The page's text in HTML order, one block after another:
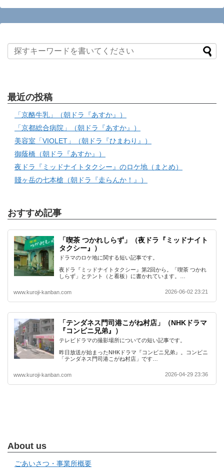
最近の投稿
「京酪牛乳」（朝ドラ『あすか』）
「京都総合病院」（朝ドラ『あすか』）
美容室「VIOLET」（朝ドラ『ひまわり』）
御蔭橋（朝ドラ『あすか』）
夜ドラ『ミッドナイトタクシー』のロケ地（まとめ）
賤ヶ岳の七本槍（朝ドラ『走らんか！』）
おすすめ記事
「喫茶 つかれしらず」（夜ドラ『ミッドナイト
タクシー』）
ドラマのロケ地に関する短い記事です。
夜ドラ『ミッドナイトタクシー』第2回から。「喫茶 つかれ
しらず」とテント（と看板）に書かれています。…
www.kuroji-kanban.com 2026-06-02 23:21
「テンダネス門司港こがね村店」（NHKドラマ
『コンビニ兄弟』）
テレビドラマの撮影場所についての短い記事です。
昨日放送が始まったNHKドラマ『コンビニ兄弟』。コンビニ
「テンダネス門司港こがね村店」です…
www.kuroji-kanban.com 2026-04-29 23:36
About us
ごあいさつ・事業所概要